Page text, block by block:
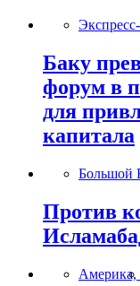
Баку
форум в
для
капитала
Большой
Против
Америка,